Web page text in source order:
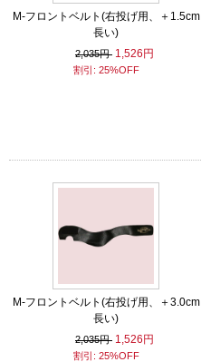
M-フロントベルト(右投げ用、＋1.5cm
長い)
2,035円 1,526円
割引: 25%OFF
M-フロントベルト(右投げ用、＋3.0cm
長い)
2,035円 1,526円
割引: 25%OFF